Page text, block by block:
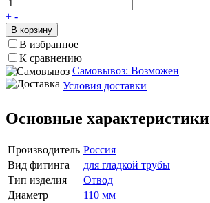
+ -
В корзину
В избранное
К сравнению
Самовывоз: Возможен
Условия доставки
Основные характеристики
Производитель Россия
Вид фитинга
для гладкой трубы
Тип изделия
Отвод
Диаметр
110 мм